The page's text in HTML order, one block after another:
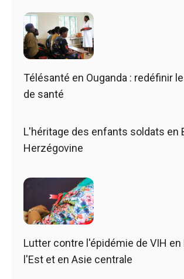
Télésanté en Ouganda : redéfinir
de santé
L'héritage des enfants soldats en
Herzégovine
Lutter contre l'épidémie de VIH en
l'Est et en Asie centrale